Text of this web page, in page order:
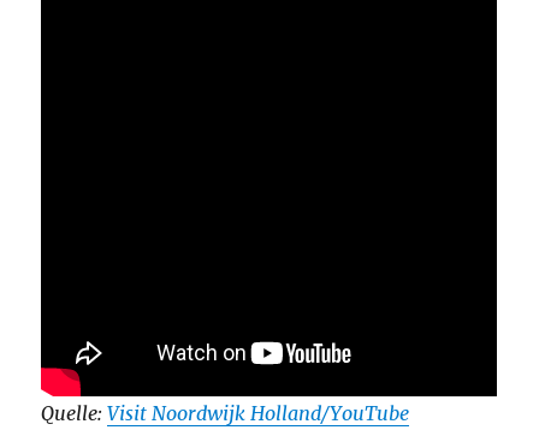
Quelle:Visit Noordwijk Holland/YouTube